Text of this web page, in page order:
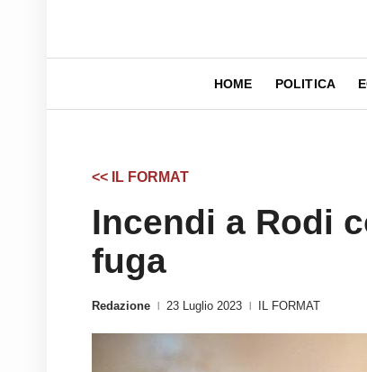
HOME POLITICA
<< IL FORMAT
Incendi a Rodi
fuga
Redazione 23 Luglio 2023 IL FORMAT